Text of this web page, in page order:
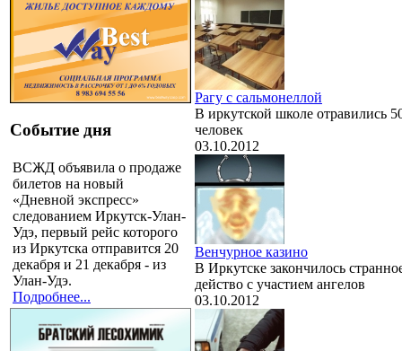
Событие дня
ВСЖД объявила о продаже
билетов на новый
«Дневной экспресс»
следованием Иркутск-Улан-
Удэ, первый рейс которого
из Иркутска отправится 20
декабря и 21 декабря - из
Улан-Удэ.
Подробнее...
Рагу с сальмонеллой
В иркутской школе отравились
человек
03.10.2012
Венчурное казино
В Иркутске закончилось
действо с участием ангелов
03.10.2012